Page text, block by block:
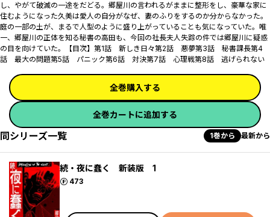
し、やがて破滅の一途をだどる――。郷屋川の言われるがままに整形をし、豪華な家に
住むようになった久美は愛人の自分がなぜ、妻のふりをするのか分からなかった。
庭の一部の土が、まるで人型のように盛り上がっていることも気になっていた。唯
一、郷屋川の正体を知る秘書の高田も、今回の社長夫人失踪の件では郷屋川に疑惑
の目を向けていた。【目次】第1話 新しき日々第2話 悪夢第3話 秘書課長第4
話 最大の問題第5話 パニック第6話 対決第7話 心理戦第8話 逃げられない
全巻購入する
全巻カートに追加する
同シリーズ一覧 1巻から 最新から
続・夜に蠢く 新装版 1
473
ポイント